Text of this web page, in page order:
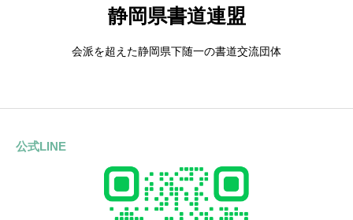
静岡県書道連盟
会派を超えた静岡県下随一の書道交流団体
公式LINE